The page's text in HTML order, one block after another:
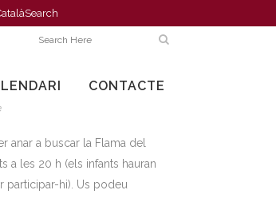
Search
CONTACTE
JOAN
anar a buscar la Flama del
a les 20 h (els infants hauran
participar-hi). Us podeu